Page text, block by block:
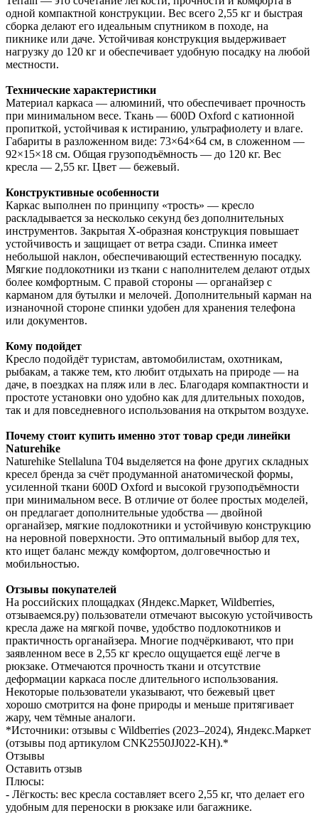
одной компактной конструкции. Вес всего 2,55 кг и быстрая
сборка делают его идеальным спутником в походе, на
пикнике или даче. Устойчивая конструкция выдерживает
нагрузку до 120 кг и обеспечивает удобную посадку на любой
местности.
Технические характеристики
Материал каркаса — алюминий, что обеспечивает прочность
при минимальном весе. Ткань — 600D Oxford с катионной
пропиткой, устойчивая к истиранию, ультрафиолету и влаге.
Габариты в разложенном виде: 73×64×64 см, в сложенном —
92×15×18 см. Общая грузоподъёмность — до 120 кг. Вес
кресла — 2,55 кг. Цвет — бежевый.
Конструктивные особенности
Каркас выполнен по принципу «трость» — кресло
раскладывается за несколько секунд без дополнительных
инструментов. Закрытая X-образная конструкция повышает
устойчивость и защищает от ветра сзади. Спинка имеет
небольшой наклон, обеспечивающий естественную посадку.
Мягкие подлокотники из ткани с наполнителем делают отдых
более комфортным. С правой стороны — органайзер с
карманом для бутылки и мелочей. Дополнительный карман на
изнаночной стороне спинки удобен для хранения телефона
или документов.
Кому подойдет
Кресло подойдёт туристам, автомобилистам, охотникам,
рыбакам, а также тем, кто любит отдыхать на природе — на
даче, в поездках на пляж или в лес. Благодаря компактности и
простоте установки оно удобно как для длительных походов,
так и для повседневного использования на открытом воздухе.
Почему стоит купить именно этот товар среди линейки
Naturehike
Naturehike Stellaluna T04 выделяется на фоне других складных
кресел бренда за счёт продуманной анатомической формы,
усиленной ткани 600D Oxford и высокой грузоподъёмности
при минимальном весе. В отличие от более простых моделей,
он предлагает дополнительные удобства — двойной
органайзер, мягкие подлокотники и устойчивую конструкцию
на неровной поверхности. Это оптимальный выбор для тех,
кто ищет баланс между комфортом, долговечностью и
мобильностью.
Отзывы покупателей
На российских площадках (Яндекс.Маркет, Wildberries,
отзываемся.ру) пользователи отмечают высокую устойчивость
кресла даже на мягкой почве, удобство подлокотников и
практичность органайзера. Многие подчёркивают, что при
заявленном весе в 2,55 кг кресло ощущается ещё легче в
рюкзаке. Отмечаются прочность ткани и отсутствие
деформации каркаса после длительного использования.
Некоторые пользователи указывают, что бежевый цвет
хорошо смотрится на фоне природы и меньше притягивает
жару, чем тёмные аналоги.
*Источники: отзывы с Wildberries (2023–2024), Яндекс.Маркет
(отзывы под артикулом CNK2550JJ022-KH).*
Отзывы
Оставить отзыв
Плюсы:
- Лёгкость: вес кресла составляет всего 2,55 кг, что делает его
удобным для переноски в рюкзаке или багажнике.